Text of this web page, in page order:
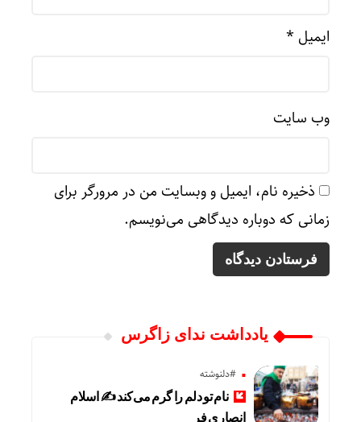
ایمیل *
وب‌ سایت
ذخیره نام، ایمیل و وبسایت من در مرورگر برای
زمانی که دوباره دیدگاهی می‌نویسم.
یادداشت ندای زاگرس
#دلنوشته
نام تو دلم را گرم می‌کند ✍️ اسلام
انصاری فر